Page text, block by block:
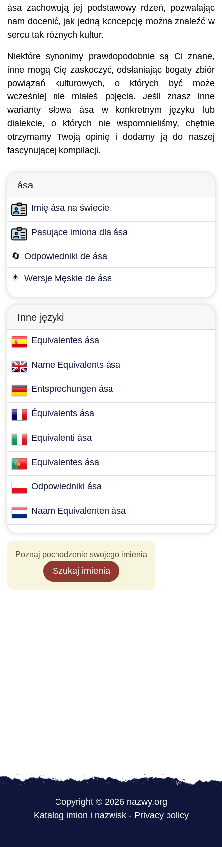
ása zachowują jej podstawowy rdzeń, pozwalając
nam docenić, jak jedną koncepcję można znaleźć w
sercu tak różnych kultur.
Niektóre synonimy prawdopodobnie są Ci znane,
inne mogą Cię zaskoczyć, odsłaniając bogaty zbiór
powiązań kulturowych, o których być może
wcześniej nie miałeś pojęcia. Jeśli znasz inne
warianty słowa ása w konkretnym języku lub
dialekcie, o których nie wspomnieliśmy, chętnie
otrzymamy Twoją opinię i dodamy ją do naszej
fascynującej kompilacji.
ása
Imię ása na świecie
Pasujące imiona dla ása
🔄 Odpowiedniki de ása
👨 Wersje Męskie de ása
Inne języki
Equivalentes ása
Name Equivalents ása
Entsprechungen ása
Équivalents ása
Equivalenti ása
Equivalentes ása
Odpowiedniki ása
Naam Equivalenten ása
Poznaj pochodzenie swojego imienia
Szukaj imienia
Copyright © 2026 nazwy.org
Katalog imion i nazwisk- Privacy policy